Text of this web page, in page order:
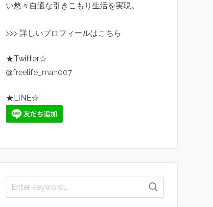
い悠々自適な引きこもり生活を実現。
>>> 詳しいプロフィールはこちら
★Twitter☆
@freelife_man007
★LINE☆